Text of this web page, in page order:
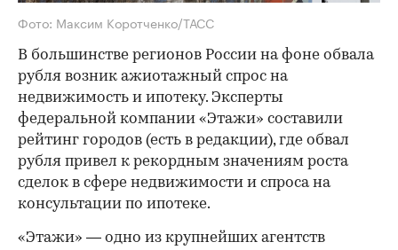
Фото: Максим Коротченко/ТАСС
В большинстве регионов России на фоне обвала
рубля возник ажиотажный спрос на
недвижимость и ипотеку. Эксперты
федеральной компании «Этажи» составили
рейтинг городов (есть в редакции), где обвал
рубля привел к рекордным значениям роста
сделок в сфере недвижимости и спроса на
консультации по ипотеке.
«Этажи» — одно из крупнейших агентств